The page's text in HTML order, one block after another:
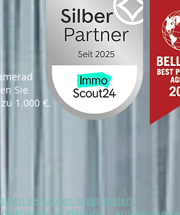
Sie
1.000 €.
verkaufen & vermieten |